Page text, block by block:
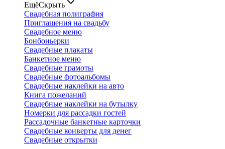
ЕщёСкрыть
Свадебная полиграфия
Приглашения на свадьбу
Свадебное меню
Бонбоньерки
Свадебные плакаты
Банкетное меню
Свадебные грамоты
Свадебные фотоальбомы
Свадебные наклейки на авто
Книга пожеланий
Свадебные наклейки на бутылку
Номерки для рассадки гостей
Рассадочные банкетные карточки
Свадебные конверты для денег
Свадебные открытки